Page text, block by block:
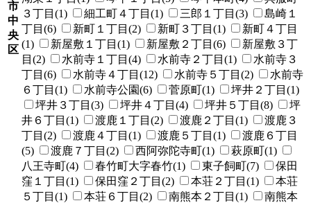
市
中
央
区
３丁目(1)
細工町４丁目(1) 三郎１丁目(3)
島崎１
丁目(6)
新町１丁目(2) 新町３丁目(1)
新町４丁目
(1)
新屋敷１丁目(1) 新屋敷２丁目(6)
新屋敷３丁
目(2)
水前寺１丁目(4) 水前寺２丁目(1)
水前寺３
丁目(6)
水前寺４丁目(12) 水前寺５丁目(2)
水前寺
６丁目(1)
水前寺公園(6) 菅原町(1)
坪井２丁目(1)
坪井３丁目(3)
坪井４丁目(4) 坪井５丁目(8)
坪
井６丁目(1)
渡鹿１丁目(2) 渡鹿２丁目(1)
渡鹿３
丁目(2)
渡鹿４丁目(1) 渡鹿５丁目(1)
渡鹿６丁目
(5)
渡鹿７丁目(2) 西阿弥陀寺町(1)
萩原町(1)
八王寺町(4)
春竹町大字春竹(1) 東子飼町(7)
保田
窪１丁目(1)
保田窪２丁目(2) 本荘２丁目(1)
本荘
５丁目(1)
本荘６丁目(2) 南熊本２丁目(1)
南熊本